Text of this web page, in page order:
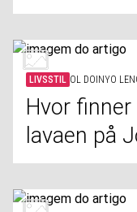
LIVSSTIL OL DOINYO
Hvor
lavaen på